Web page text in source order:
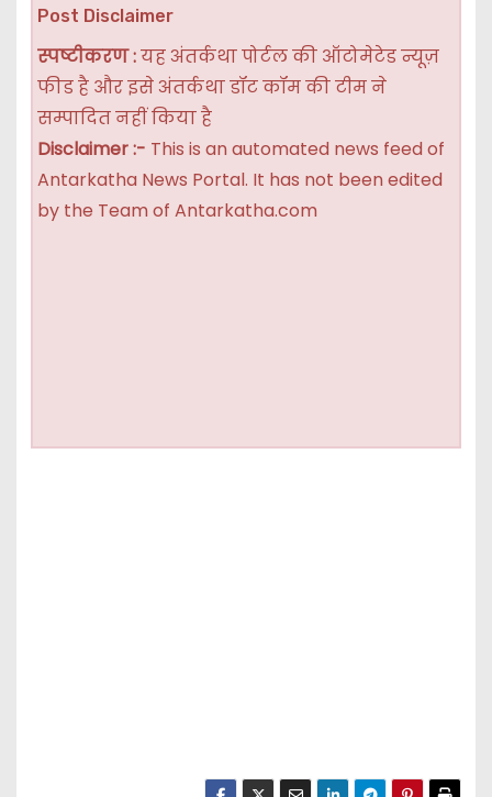
Post Disclaimer
स्पष्टीकरण :यह अंतर्कथा पोर्टल की ऑटोमेटेड न्यूज़
फीड है और इसे अंतर्कथा डॉट कॉम की टीम ने
सम्पादित नहीं किया है
Disclaimer :- This is an automated news feed of
Antarkatha News Portal. It has not been edited
by the Team of Antarkatha.com